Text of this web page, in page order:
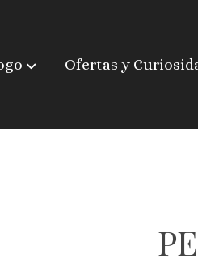
Ofertas y